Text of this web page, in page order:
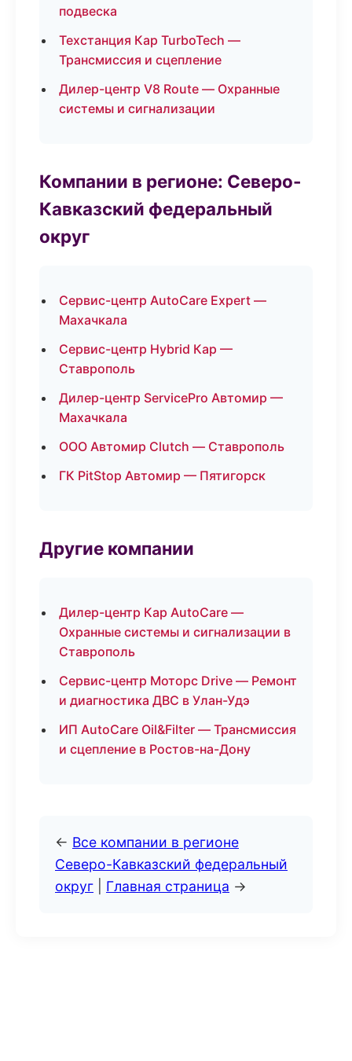
подвеска
Техстанция Кар TurboTech —
Трансмиссия и сцепление
Дилер-центр V8 Route — Охранные
системы и сигнализации
Компании в регионе: Северо-
Кавказский федеральный
округ
Сервис-центр AutoCare Expert —
Махачкала
Сервис-центр Hybrid Кар —
Ставрополь
Дилер-центр ServicePro Автомир —
Махачкала
ООО Автомир Clutch — Ставрополь
ГК PitStop Автомир — Пятигорск
Другие компании
Дилер-центр Кар AutoCare —
Охранные системы и сигнализации в
Ставрополь
Сервис-центр Моторс Drive — Ремонт
и диагностика ДВС в Улан-Удэ
ИП AutoCare Oil&Filter — Трансмиссия
и сцепление в Ростов-на-Дону
← Все компании в регионе
Северо-Кавказский федеральный
округ
Главная страница →